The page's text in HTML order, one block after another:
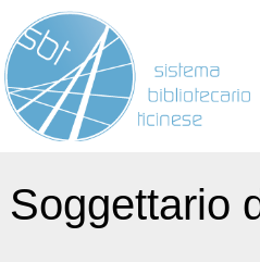
Soggettario